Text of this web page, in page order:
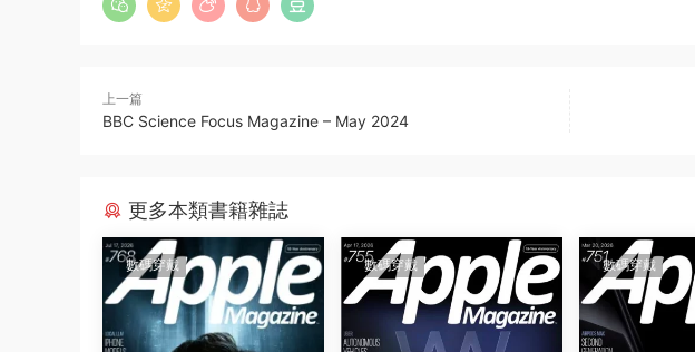
上一篇
BBC Science Focus Magazine – May 2024
更多本類書籍雜誌
數碼穿戴 數碼穿戴 數碼穿戴